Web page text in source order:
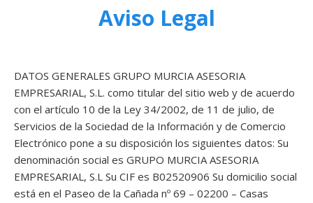
Aviso Legal
DATOS GENERALES GRUPO MURCIA ASESORIA
EMPRESARIAL, S.L. como titular del sitio web y de acuerdo
con el artículo 10 de la Ley 34/2002, de 11 de julio, de
Servicios de la Sociedad de la Información y de Comercio
Electrónico pone a su disposición los siguientes datos: Su
denominación social es GRUPO MURCIA ASESORIA
EMPRESARIAL, S.L Su CIF es B02520906 Su domicilio social
está en el Paseo de la Cañada nº 69 – 02200 – Casas